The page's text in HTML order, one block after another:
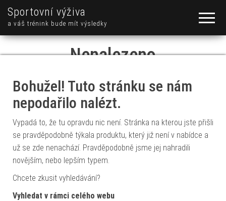
Sportovní výživa
a váš trénink bude mít výsledky
Nenalezeno
Bohužel! Tuto stránku se nám
nepodařilo nalézt.
Vypadá to, že tu opravdu nic není. Stránka na kterou jste přišli
se pravděpodobně týkala produktu, který již není v nabídce a
už se zde nenachází. Pravděpodobně jsme jej nahradili
novějším, nebo lepším typem.
Chcete zkusit vyhledávání?
Vyhledat v rámci celého webu